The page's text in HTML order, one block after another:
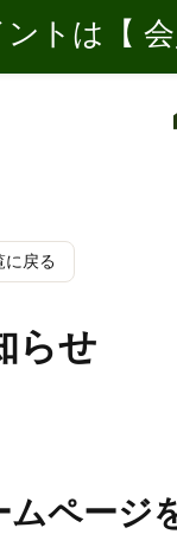
に戻る
らせ
ムページ
トは【